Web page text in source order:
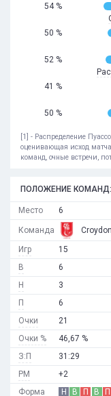
54 %
50 %
52 %
41 %
50 %
[1] - Распределение
оценивающая исход
команд, очные встречи,
ПОЛОЖЕНИЕ
Место
Команда
Игр
В
Н
П
Очки
Очки %
З:П
РМ
Форма
6
15
6
3
6
21
46,67 %
31:29
+2
Н
В П В П